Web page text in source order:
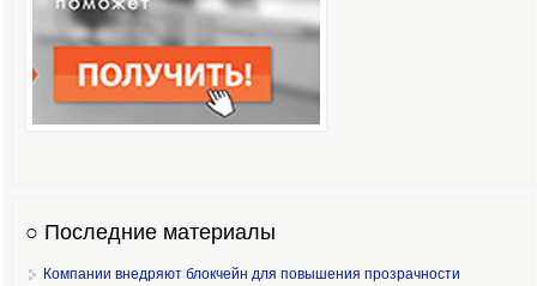
○ Последние материалы
Компании внедряют блокчейн для повышения прозрачности